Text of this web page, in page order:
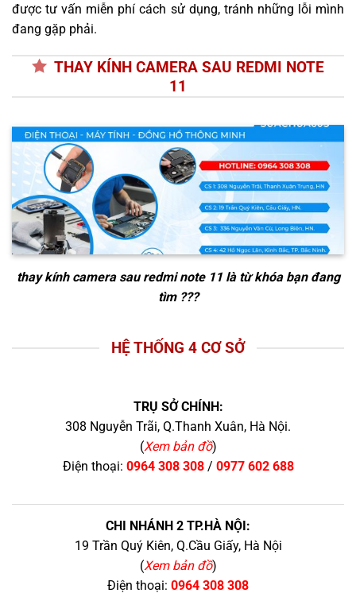
được tư vấn miễn phí cách sử dụng, tránh những lỗi mình
đang gặp phải.
THAY KÍNH CAMERA SAU REDMI NOTE
11
thay kính camera sau redmi note 11là từ khóa bạn đang
tìm ???
HỆ THỐNG 4 CƠ SỞ
TRỤ SỞ CHÍNH:
308 Nguyễn Trãi, Q.Thanh Xuân, Hà Nội.
(Xem bản đồ)
Điện thoại: 0964 308 308/ 0977 602 688
CHI NHÁNH 2 TP.HÀ NỘI:
19 Trần Quý Kiên, Q.Cầu Giấy, Hà Nội
(Xem bản đồ)
Điện thoại: 0964 308 308